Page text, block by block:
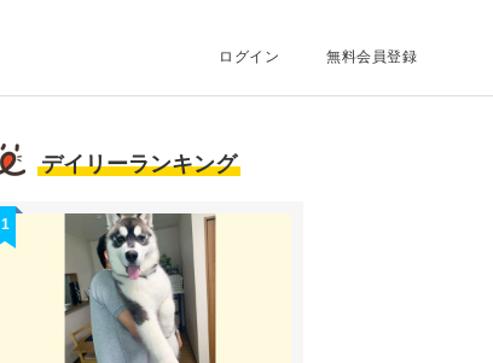
ログイン 無料会員登録
デイリーランキング
1